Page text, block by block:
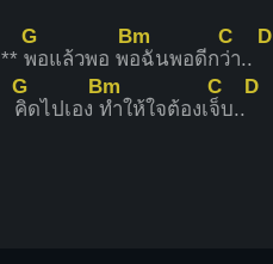
**
G
พอแล้วพอ พ
Bm
อฉันพอดีก
C
ว่า..
D
G
คิดไปเอง
Bm
ทำให้ใจต้องเ
C
จ็บ..
D